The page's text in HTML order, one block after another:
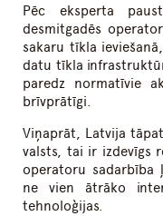
Pēc eksperta
desmitgadēs
sakaru tīkla
datu tīkla
paredz normatīvie
brīvprātīgi.
Viņaprāt, Latvija
valsts, tai ir izdevīgs
operatoru sadarbība
ne vien ātrāko
tehnoloģijas.